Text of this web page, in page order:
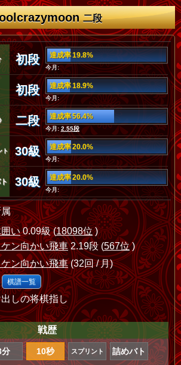
二段
初段 達成率 19.8%
今月:
初段 達成率 18.9%
今月:
二段 達成率 56.4%
今月: 2.55段
ト 30級 達成率 20.0%
今月:
30級 達成率 20.0%
今月:
い0.09級 (18098位)
ン向かい飛車2.19段 (567位)
ケン向かい飛車(32回 / 月)
棋譜一覧
しの将棋指し
戦歴
分 10秒 スプリント 詰めバト